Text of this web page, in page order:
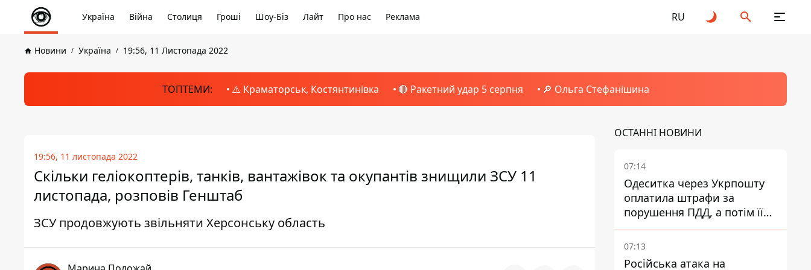
Україна Війна Столиця Гроші Шоу-Біз Лайт Про нас Реклама RU
Новини Україна 19:56, 11 Листопада 2022
ТОПТЕМИ: ⚠️ Краматорськ, Костянтинівка 🔴 Ракетний удар 5 серпня 🔎 Ольга Стефанішина
19:56, 11 листопада 2022
Скільки геліокоптерів, танків, вантажівок та окупантів знищили ЗСУ 11
листопада, розповів Генштаб
ЗСУ продовжують звільняти Херсонську область
ОСТАННІ НОВИНИ
07:14
Одеситка через Укрпошту
оплатила штрафи за
порушення ПДД, а потім її
рахунки заблокували - в
чому причина і що вирішив
07:13
Російська атака на